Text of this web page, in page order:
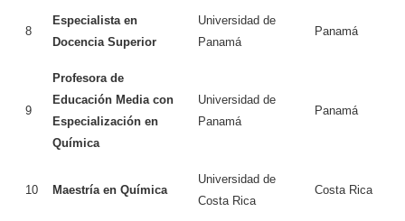
8
Especialista en
Docencia Superior
Universidad de
Panamá
Panamá
9
Profesora de
Educación Media con
Especialización en
Química
Universidad de
Panamá
Panamá
10 Maestría en Química
Universidad de
Costa Rica
Costa Rica